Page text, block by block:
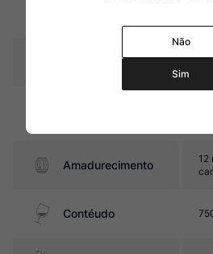
Amadurecimento
12
Contéudo
Não
Sim